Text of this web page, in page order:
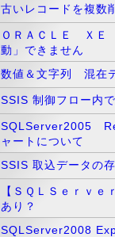
古いレコードを複数
ＯＲＡＣＬＥ ＸＥ
動」できません
数値＆文字列 混在
SSIS 制御フロー内
SQLServer2005
ャートについて
SSIS 取込データの
【ＳＱＬＳｅｒｖ
あり？
SQLServer2008